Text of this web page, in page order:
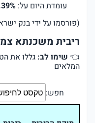
עומדת היום על:
(פורסמו על ידי בנק ישראל ב-13/
ריבית משכנתא
👈 שימו לב: גללו את
המלאים
חפש: